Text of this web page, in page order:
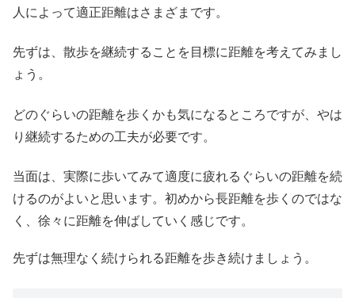
人によって適正距離はさまざまです。
先ずは、散歩を継続することを目標に距離を考えてみまし
ょう。
どのぐらいの距離を歩くかも気になるところですが、やは
り継続するための工夫が必要です。
当面は、実際に歩いてみて適度に疲れるぐらいの距離を続
けるのがよいと思います。初めから長距離を歩くのではな
く、徐々に距離を伸ばしていく感じです。
先ずは無理なく続けられる距離を歩き続けましょう。